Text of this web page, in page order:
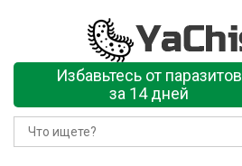
Избавьтесь от паразитов
за 14 дней